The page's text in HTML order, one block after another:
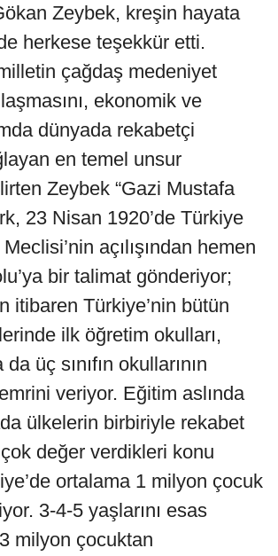
Zeybek, kreşin hayata
herkese teşekkür etti.
çağdaş medeniyet
ekonomik ve
dünyada rekabetçi
en temel unsur
Zeybek “Gazi Mustafa
23 Nisan 1920’de Türkiye
açılışından hemen
bir talimat gönderiyor;
itibaren Türkiye’nin bütün
ilk öğretim okulları,
da üç sınıfın okullarının
emrini veriyor. Eğitim aslında
ülkelerin birbiriyle rekabet
değer verdikleri konu
ortalama 1 milyon çocuk
3-4-5 yaşlarını esas
3 milyon çocuktan